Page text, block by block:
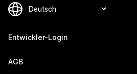
Entwickler-Login
AGB